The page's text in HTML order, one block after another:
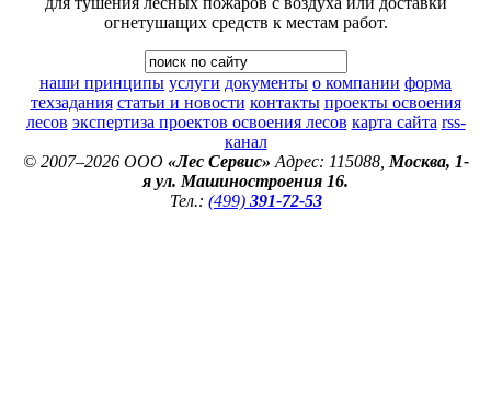
огнетушащих средств к местам работ.
наши принципы услуги документы о компании форма
техзадания статьи и новости контакты проекты освоения
лесов экспертиза проектов освоения лесов карта сайта rss-
канал
© 2007–2026 ООО «Лес Сервис» Адрес: 115088, Москва, 1-
я ул. Машиностроения 16.
Тел.: (499) 391-72-53